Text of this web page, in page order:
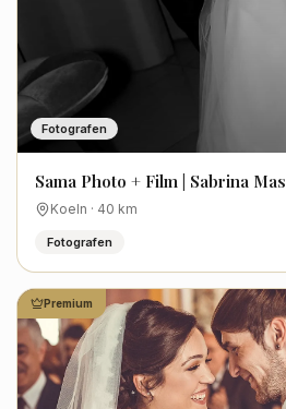
Fotografen
Sama Photo + Film | Sabrina
Koeln · 40 km
Fotografen
Premium